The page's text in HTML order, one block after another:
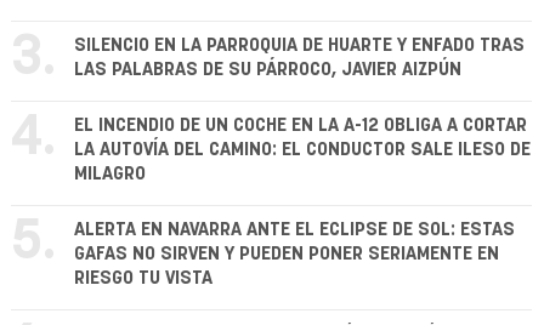
3.
SILENCIO EN LA PARROQUIA DE HUARTE Y ENFADO TRAS
LAS PALABRAS DE SU PÁRROCO, JAVIER AIZPÚN
4.
EL INCENDIO DE UN COCHE EN LA A-12 OBLIGA A CORTAR
LA AUTOVÍA DEL CAMINO: EL CONDUCTOR SALE ILESO DE
MILAGRO
5.
ALERTA EN NAVARRA ANTE EL ECLIPSE DE SOL: ESTAS
GAFAS NO SIRVEN Y PUEDEN PONER SERIAMENTE EN
RIESGO TU VISTA